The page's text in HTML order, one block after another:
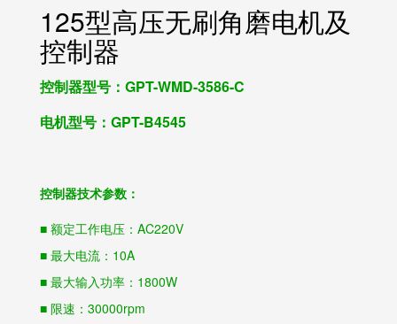
125型高压无刷角磨电机及
控制器
控制器型号：GPT-WMD-3586-C
电机型号：GPT-B4545
控制器技术参数：
■ 额定工作电压：AC220V
■ 最大电流：10A
■ 最大输入功率：1800W
■ 限速：30000rpm